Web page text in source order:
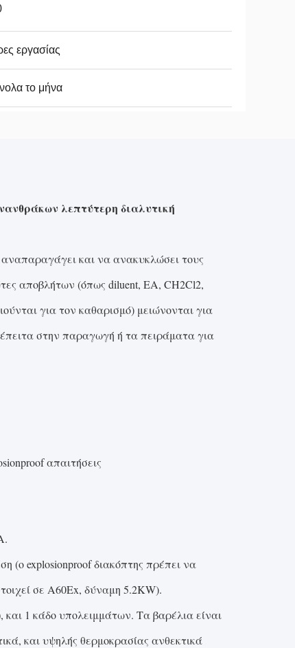
εργασίας
το μήνα
λεπτύτερη διαλυτική
αναπαραγάγει και να ανακυκλώσει τους
αποβλήτων (όπως diluent, EA, CH2Cl2,
για τον καθαρισμό) μειώνονται για
στην παραγωγή ή τα πειράματα για
απαιτήσεις
(ο explosionproof διακόπτης πρέπει να
σε A60Ex, δύναμη 5.2KW).
1 κάδο υπολειμμάτων. Τα βαρέλια είναι
και υψηλής θερμοκρασίας ανθεκτικά